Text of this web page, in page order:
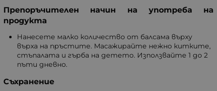
Препоръчителен начин на употреба на
продукта
Нанесете малко количество от балсама върху
върха на пръстите. Масажирайте нежно китките,
стъпалата и гърба на детето. Използвайте 1 до 2
пъти дневно.
Съхранение